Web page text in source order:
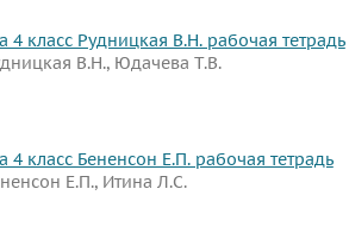
4 класс Рудницкая В.Н. рабочая тетрадь
В.Н., Юдачева Т.В.
4 класс Бененсон Е.П. рабочая тетрадь
Е.П., Итина Л.С.